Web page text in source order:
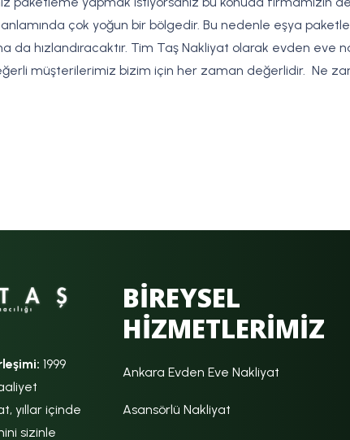
çok yoğun bir bölgedir. Bu nedenle eşya
da hızlandıracaktır. Tim Taş Nakliyat olarak evden
müşterilerimiz bizim için her zaman değerlidir. Ne
1999
yıllar içinde
sizinle
BİREYSEL
HİZMETLERİMİZ
Ankara Evden Eve Nakliyat
Asansörlü Nakliyat